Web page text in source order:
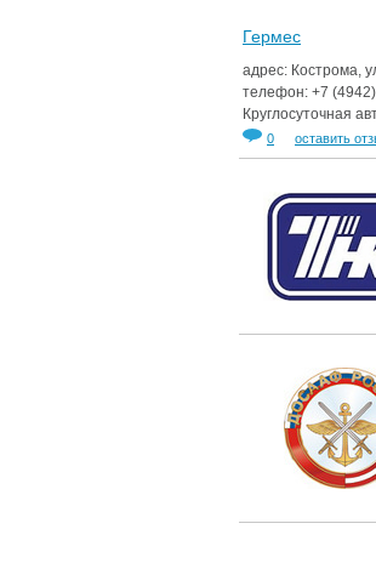
Гермес
адрес: Кострома,
телефон: +7
Круглосуточная
0 оставить